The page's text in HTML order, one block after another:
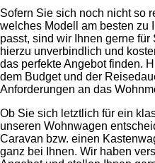
Sofern Sie sich noch nicht so
welches Modell am besten zu
passt, sind wir Ihnen gerne für
hierzu unverbindlich und
das perfekte Angebot finden.
dem Budget und der
Anforderungen an das
Ob Sie sich letztlich für ein
unseren Wohnwagen
Caravan bzw. einen
ganz bei Ihnen. Wir haben